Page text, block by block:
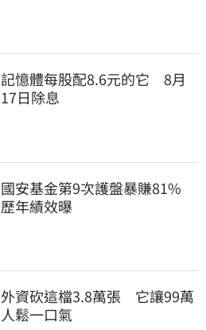
記憶體每股配8.6元的它　8月
17日除息
國安基金第9次護盤暴賺81%
歷年績效曝
外資砍這檔3.8萬張　它讓99萬
人鬆一口氣